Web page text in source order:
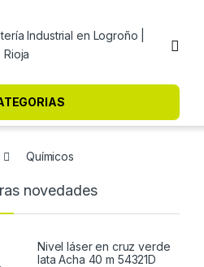
Químicos
novedades
Nivel láser en cruz verde
lata Acha 40 m 54321D